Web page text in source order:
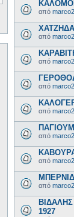
από
από
από
από
από
από
από
από
ΒΙΔΑΛΗΣ
1927